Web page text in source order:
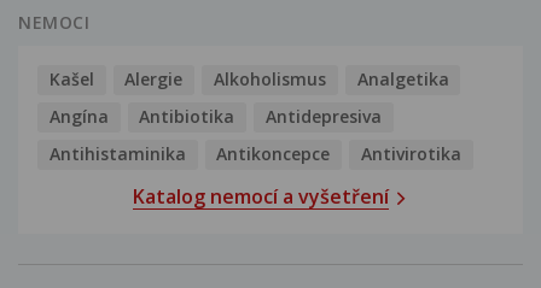
NEMOCI
Kašel Alergie Alkoholismus
Analgetika
Angína
Antibiotika
Antidepresiva
Antihistaminika
Antikoncepce Antivirotika
Katalog nemocí a vyšetření